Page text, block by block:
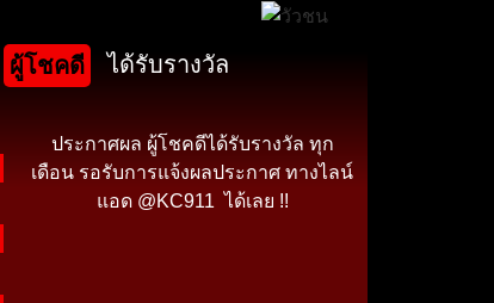
ผู้โชคดี ได้รับรางวัล
ประกาศผล ผู้โชคดีได้รับรางวัล ทุก
เดือน รอรับการแจ้งผลประกาศ ทางไลน์
แอด @KC911 ได้เลย !!